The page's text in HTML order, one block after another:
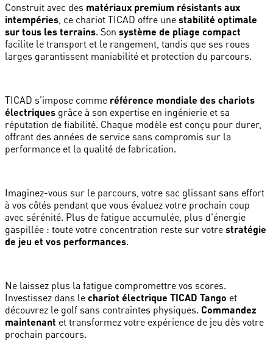
Construit avec des matériaux premium résistants aux
intempéries , ce chariot TICAD offre une stabilité optimale
sur tous les terrains. Son système de pliage compact
facilite le transport et le rangement, tandis que ses roues
larges garantissent maniabilité et protection du parcours.
TICAD s'impose comme référence mondiale des chariots
électriques grâce à son expertise en ingénierie et sa
réputation de fiabilité. Chaque modèle est conçu pour durer,
offrant des années de service sans compromis sur la
performance et la qualité de fabrication.
Imaginez-vous sur le parcours, votre sac glissant sans effort
à vos côtés pendant que vous évaluez votre prochain coup
avec sérénité. Plus de fatigue accumulée, plus d'énergie
gaspillée : toute votre concentration reste sur votre stratégie
de jeu et vos performances.
Ne laissez plus la fatigue compromettre vos scores.
Investissez dans le chariot électrique TICAD Tango et
découvrez le golf sans contraintes physiques. Commandez
maintenant et transformez votre expérience de jeu dès votre
prochain parcours.